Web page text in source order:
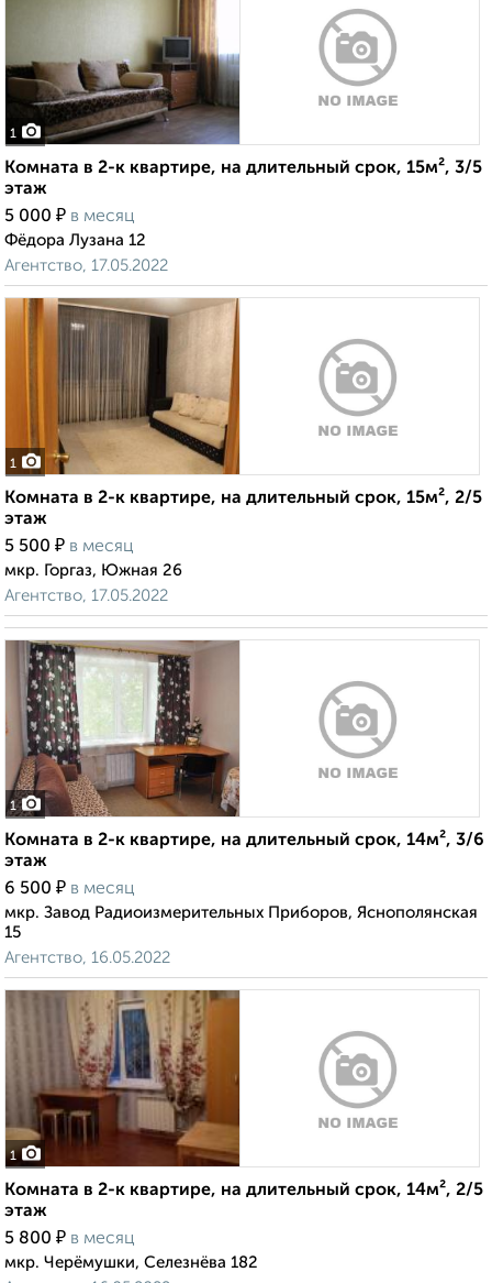
1
Комната в 2-к квартире, на длительный срок, 15м², 3/5
этаж
5 000 ₽ в месяц
Фёдора Лузана 12
Агентство, 17.05.2022
1
Комната в 2-к квартире, на длительный срок, 15м², 2/5
этаж
5 500 ₽ в месяц
мкр. Горгаз, Южная 26
Агентство, 17.05.2022
1
Комната в 2-к квартире, на длительный срок, 14м², 3/6
этаж
6 500 ₽ в месяц
мкр. Завод Радиоизмерительных Приборов, Яснополянская
15
Агентство, 16.05.2022
1
Комната в 2-к квартире, на длительный срок, 14м², 2/5
этаж
5 800 ₽ в месяц
мкр. Черёмушки, Селезнёва 182